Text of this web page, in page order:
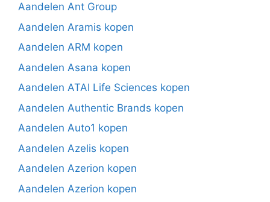
Aandelen Ant Group
Aandelen Aramis kopen
Aandelen ARM kopen
Aandelen Asana kopen
Aandelen ATAI Life Sciences kopen
Aandelen Authentic Brands kopen
Aandelen Auto1 kopen
Aandelen Azelis kopen
Aandelen Azerion kopen
Aandelen Azerion kopen